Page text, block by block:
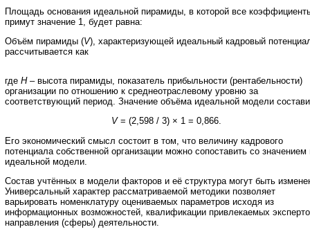
Площадь основания идеальной пирамиды, в которой все
примут значение 1, будет равна:
Объём пирамиды (V), характеризующей идеальный кадровый
рассчитывается как
где Н – высота пирамиды, показатель прибыльности (рентабельности)
организации по отношению к среднеотраслевому уровню за
соответствующий период. Значение объёма идеальной модели
V = (2,598 / 3) × 1 = 0,866.
Его экономический смысл состоит в том, что величину кадрового
потенциала собственной организации можно сопоставить со значением
идеальной модели.
Состав учтённых в модели факторов и её структура могут быть
Универсальный характер рассматриваемой методики позволяет
варьировать номенклатуру оцениваемых параметров исходя из
информационных возможностей, квалификации привлекаемых
направления (сферы) деятельности.